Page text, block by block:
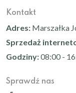
Kontakt
Adres: Marszałka
Sprzedaż
Godziny:08:00 -
Sprawdź nas